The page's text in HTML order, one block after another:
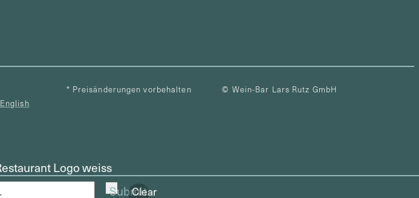
English
* Preisänderungen vorbehalten © Wein-Bar Lars Rutz GmbH
Submit
Clear